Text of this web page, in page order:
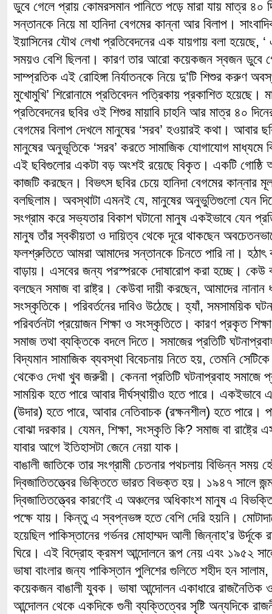
ডুবে গেলে প্রায় কোমরসমান পানিতে পড়ে মারা যায় মাত্র
সন্তানকে নিয়ে মা হানিদা বেগমের কান্না আর বিলাপ।
ইয়াসিনের যৌথ লেখা প্রতিবেদনের এক যায়গায় বলা হয়েছে, ‘
সময়ও বেশি ছিলনা। কারণ তার আরো কয়েকজন স্বজন ডুবে
সাম্প্রতিক এই রোহিঙ্গা নির্যাতনকে নিয়ে দু’টি শিশুর করুণ
মুখোমুখি’ শিরোনামে প্রতিবেদন পত্রিকায় প্রকাশিত হয়েছে।
প্রতিবেদনের ছবির ওই শিশুর মায়াবি চাহনি আর মাত্র ৪০ দিনের
বেগমের বিলাপ দেখলে মানুষের ‘সরব’ হওয়ারই কথা। আবার
মানুষের অনুভূতিকে ‘সরব’ করতে সামাজিক যোগাযোগ মাধ্যমে
এই ছবিগুলোর একটা বড় অংশই রয়েছে বিকৃত। একটি গোষ্ঠি
কাজটি করছেন। বিভৎস ছবির চেয়ে হানিদা বেগমের কান্নার
বলছিলাম। অবস্থাটা এমনই যে, মানুষের অনুভুতিগুলো যেন
সংগ্রাম করে সভ্যতার বিকাশ ঘটানো মানুষ একইভাবে যেন
মানুষ তাঁর স্বকীয়তা ও দায়িত্ব থেকে দূরে থাকছেন
ফলশ্রুতিতে আমরা আমাদের সন্তানকে চিনতে পারি না। হঠাৎ
বাড়ায়। এসবের জন্য পরস্পরকে দোষারোপ করা হচ্ছে। কেউ
বলছেন সমাজ বা রাষ্ট্র। কেউবা দায়ী করছেন, আমাদের নানান
সংস্কৃতিকে। পরিবর্তনের দাবিও উঠেছে। হ্যাঁ, সমসাময়িক
পরিবর্তনটা প্রয়োজন শিক্ষা ও সংস্কৃতিতে। কারণ প্রকৃত
সমাজ তথা ব্যক্তিকে বদলে দিতে। সমাজের প্রতিটি
বিদ্যমান সামাজিক ব্যবস্থা বিবেচনায় নিতে হয়, তেমনি
থেকেও দেখা খুব জরুরী। কেননা প্রতিটি ঘটনাপ্রবাহ সমাজে
সাময়িক হতে পারে আবার দীর্ঘস্থায়ীও হতে পারে।
(উদার) হতে পারে, আবার নেতিবাচক (রক্ষনশীল) হতে পারে।
বোঝা দরকার। যেমন, শিক্ষা, সংস্কৃতি কি? সমাজ বা রাষ্ট্রে
যাবার আগে ইতিহাসটা জেনে নেয়া যাক।
বাঙালী জাতিকে তার সংগ্রামী চেতনার পথচলায় বিভিন্ন সময়
দ্বিজাতিতত্ত্বের ভিক্তিতে ভারত বিভক্ত হয়। ১৯৪৭ সালে
দ্বিজাতিতত্ত্বের কারণেই এ অঞ্চলের অধিকাংশ মানুষ এ
পক্ষে যায়। কিন্তু এ স্বপ্নভঙ্গ হতে বেশি দেরি হয়নি।
হয়েছিল পাকিস্তানের গর্ভনর মোহাম্মদ আলী জিন্নাহ’র উর্দূকে
ঘিরে। এই বিদ্রোহ ক্রমশ আন্দোলনে রূপ নেয় এবং ১৯৫২
ভাষা বাংলার জন্য পাকিস্তান পুলিশের গুলিতে শহীদ হন
কয়েকজন বাঙালী যুবক। ভাষা আন্দোলন একাধারে
আন্দোলন থেকে একদিকে গুনী ব্যক্তিত্বের সৃষ্টি অন্যদিকে